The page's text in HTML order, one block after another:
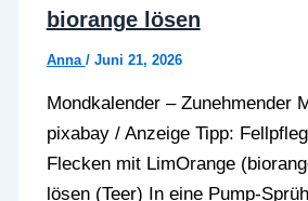
biorange lösen
Anna / Juni 21, 2026
Mondkalender – Zunehmender
pixabay / Anzeige Tipp:
Flecken mit LimOrange
lösen (Teer) In eine Pump-